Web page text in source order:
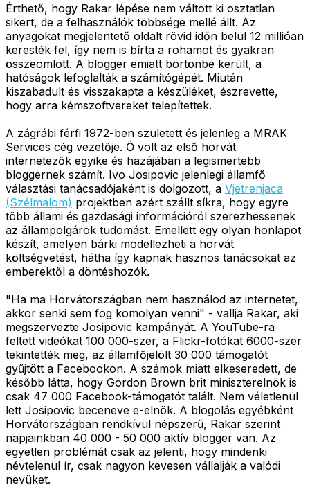
Érthető, hogy Rakar lépése nem váltott ki osztatlan
sikert, de a felhasználók többsége mellé állt. Az
anyagokat megjelentető oldalt rövid időn belül 12 millióan
keresték fel, így nem is bírta a rohamot és gyakran
összeomlott. A blogger emiatt börtönbe került, a
hatóságok lefoglalták a számítógépét. Miután
kiszabadult és visszakapta a készüléket, észrevette,
hogy arra kémszoftvereket telepítettek.
A zágrábi férfi 1972-ben született és jelenleg a MRAK
Services cég vezetője. Ő volt az első horvát
internetezők egyike és hazájában a legismertebb
bloggernek számít. Ivo Josipovic jelenlegi államfő
választási tanácsadójaként is dolgozott, a Vjetrenjaca
(Szélmalom) projektben azért szállt síkra, hogy egyre
több állami és gazdasági információról szerezhessenek
az állampolgárok tudomást. Emellett egy olyan honlapot
készít, amelyen bárki modellezheti a horvát
költségvetést, hátha így kapnak hasznos tanácsokat az
emberektől a döntéshozók.
"Ha ma Horvátországban nem használod az internetet,
akkor senki sem fog komolyan venni" - vallja Rakar, aki
megszervezte Josipovic kampányát. A YouTube-ra
feltett videókat 100 000-szer, a Flickr-fotókat 6000-szer
tekintették meg, az államfőjelölt 30 000 támogatót
gyűjtött a Facebookon. A számok miatt elkeseredett, de
később látta, hogy Gordon Brown brit miniszterelnök is
csak 47 000 Facebook-támogatót talált. Nem véletlenül
lett Josipovic beceneve e-elnök. A blogolás egyébként
Horvátországban rendkívül népszerű, Rakar szerint
napjainkban 40 000 - 50 000 aktív blogger van. Az
egyetlen problémát csak az jelenti, hogy mindenki
névtelenül ír, csak nagyon kevesen vállalják a valódi
nevüket.